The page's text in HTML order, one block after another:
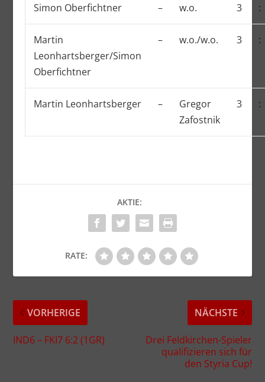
Simon Oberfichtner – w.o. 3 :
Martin
Leonhartsberger/Simon
Oberfichtner
– w.o./w.o. 3 :
Martin Leonhartsberger –
Gregor
Zafostnik
3 :
AKTIE:
RATE:
VORHERIGE
IND6 – FKI7 6:2 (1GR)
NÄCHSTE
Drei Feldkirchen-Spieler
qualifizieren sich für
den Styria Cup!